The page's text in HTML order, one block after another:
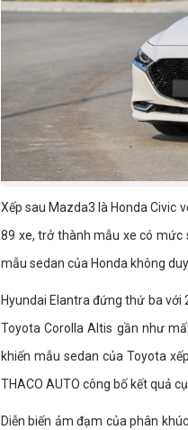
Xếp sau Mazda3 là Honda Civic
89 xe, trở thành mẫu xe có mức
mẫu sedan của Honda không
Hyundai Elantra đứng thứ ba với
Toyota Corolla Altis gần như
khiến mẫu sedan của Toyota
THACO AUTO công bố kết quả
Diễn biến ảm đạm của phân